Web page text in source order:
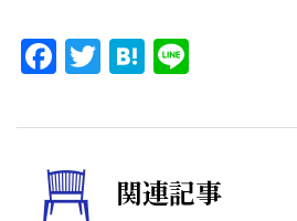
Facebook
TwitterHatena
関連記事